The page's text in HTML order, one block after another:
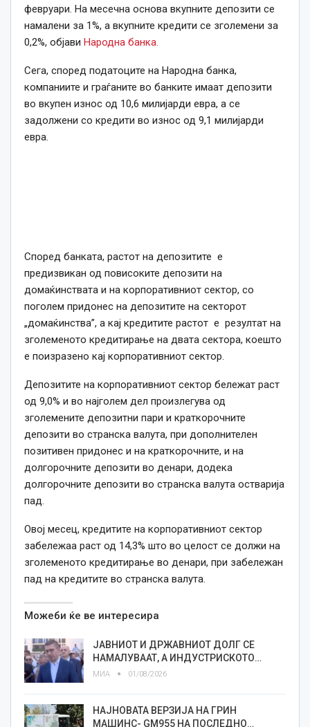
февруари. На месечна основа вкупните депозити се
намалени за 1%, а вкупните кредити се зголемени за
0,2%, објави Народна банка.
Сега, според податоците на Народна банка,
компаниите и граѓаните во банките имаат депозити
во вкупен износ од 10,6 милијарди евра, а се
задолжени со кредити во износ од 9,1 милијарди
евра.
Според банката, растот на депозитите е
предизвикан од повисоките депозити на
домаќинствата и на корпоративниот сектор, со
поголем придонес на депозитите на секторот
„домаќинства”, а кај кредитите растот е резултат на
зголеменото кредитирање на двата сектора, коешто
е поизразено кај корпоративниот сектор.
Депозитите на корпоративниот сектор бележат раст
од 9,0% и во најголем дел произлегува од
зголемените депозитни пари и краткорочните
депозити во странска валута, при дополнителен
позитивен придонес и на краткорочните, и на
долгорочните депозити во денари, додека
долгорочните депозити во странска валута остварија
пад.
Овој месец, кредитите на корпоративниот сектор
забележаа раст од 14,3% што во целост се должи на
зголеменото кредитирање во денари, при забележан
пад на кредитите во странска валута.
Можеби ќе ве интересира
ЈАВНИОТ И ДРЖАВНИОТ ДОЛГ СЕ
НАМАЛУВААТ, А ИНДУСТРИСКОТО…
МИА 01/08/2026
НАЈНОВАТА ВЕРЗИЈА НА ГРИН
МАШИНС- GM955 НА ПОСЛЕДНО…